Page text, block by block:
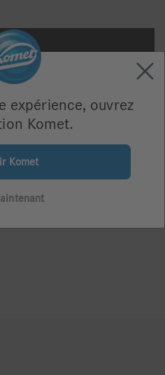
expérience, ouvrez
Komet.
Komet